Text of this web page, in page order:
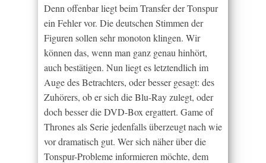
Denn offenbar liegt beim Transfer der Tonspur
ein Fehler vor. Die deutschen Stimmen der
Figuren sollen sehr monoton klingen. Wir
können das, wenn man ganz genau hinhört,
auch bestätigen. Nun liegt es letztendlich im
Auge des Betrachters, oder besser gesagt: des
Zuhörers, ob er sich die Blu-Ray zulegt, oder
doch besser die DVD-Box ergattert. Game of
Thrones als Serie jedenfalls überzeugt nach wie
vor dramatisch gut. Wer sich näher über die
Tonspur-Probleme informieren möchte, dem